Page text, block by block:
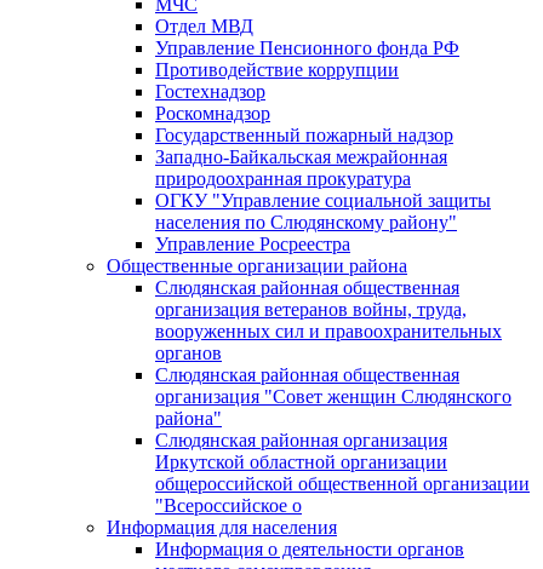
МЧС
Отдел МВД
Управление Пенсионного фонда РФ
Противодействие коррупции
Гостехнадзор
Роскомнадзор
Государственный пожарный надзор
Западно-Байкальская межрайонная
природоохранная прокуратура
ОГКУ "Управление социальной защиты
населения по Слюдянскому району"
Управление Росреестра
Общественные организации района
Слюдянская районная общественная
организация ветеранов войны, труда,
вооруженных сил и правоохранительных
органов
Слюдянская районная общественная
организация "Совет женщин Слюдянского
района"
Слюдянская районная организация
Иркутской областной организации
общероссийской общественной организации
"Всероссийское о
Информация для населения
Информация о деятельности органов